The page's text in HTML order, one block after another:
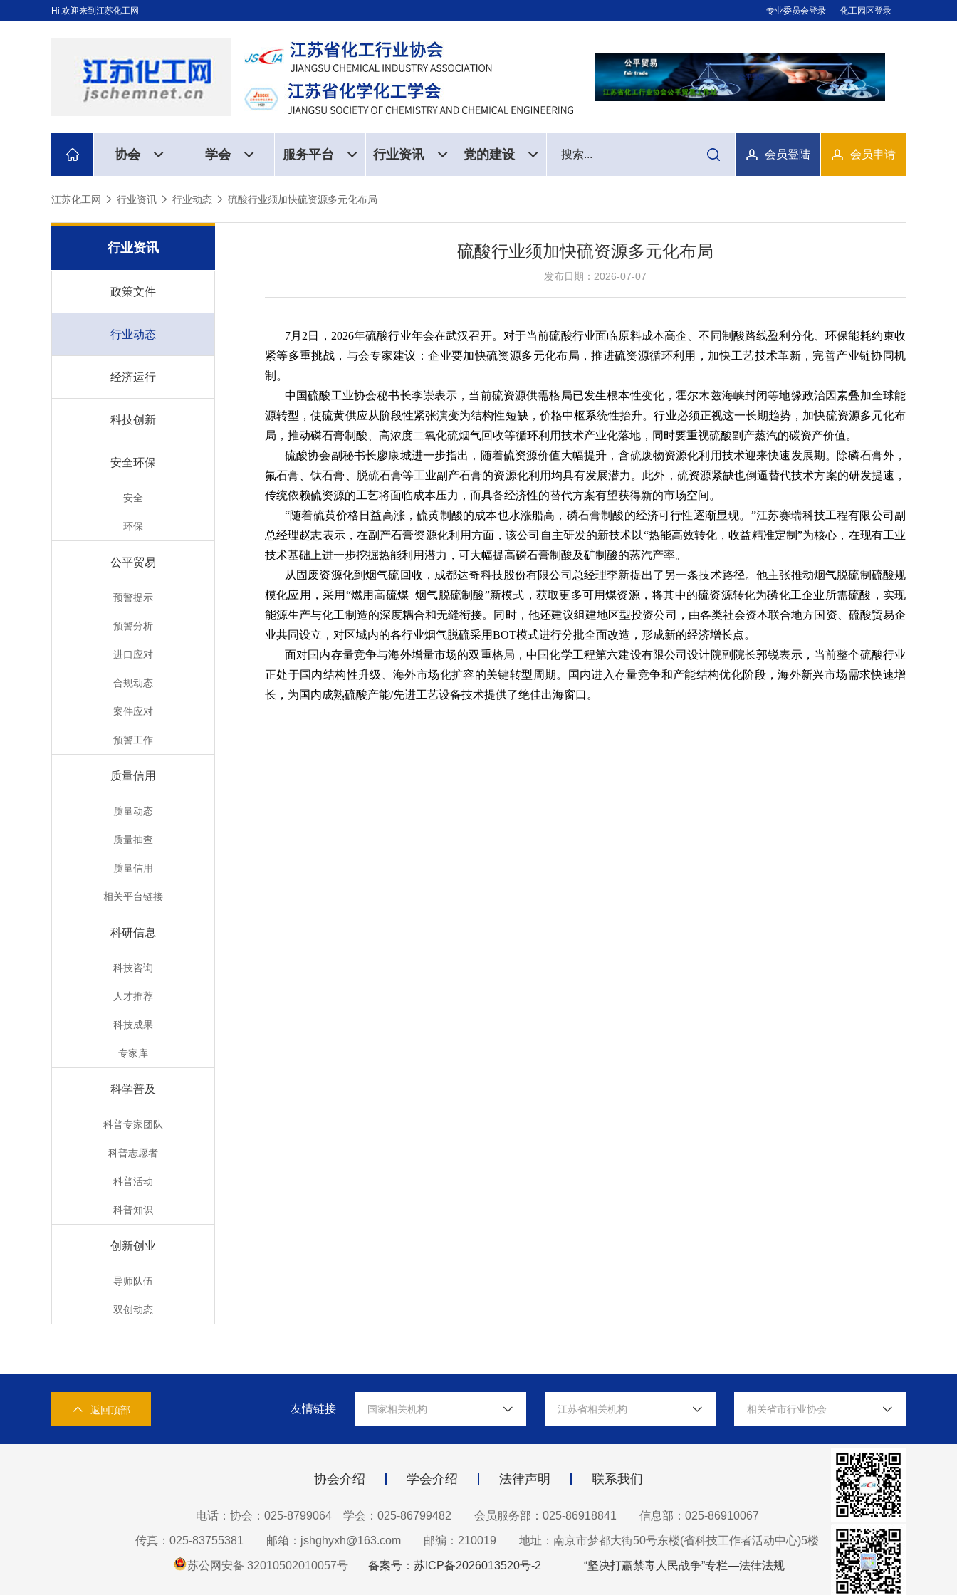
Hi,欢迎来到江苏化工网 化工园区登录
专业委员会登录
协会 学会 服务平台 行业资讯 党的建设 会员登陆 会员申请
江苏化工网 行业资讯 行业动态 硫酸行业须加快硫资源多元化布局
行业资讯
政策文件
行业动态
经济运行
科技创新
安全环保
安全
环保
公平贸易
预警提示
预警分析
进口应对
合规动态
案件应对
预警工作
质量信用
质量动态
质量抽查
质量信用
相关平台链接
科研信息
科技咨询
人才推荐
科技成果
专家库
科学普及
科普专家团队
科普志愿者
科普活动
科普知识
创新创业
导师队伍
双创动态
硫酸行业须加快硫资源多元化布局
发布日期：2026-07-07
7月2日，2026年硫酸行业年会在武汉召开。对于当前硫酸行业面临原料成本高企、不同制酸路线盈利分化、环保能耗约束收
紧等多重挑战，与会专家建议：企业要加快硫资源多元化布局，推进硫资源循环利用，加快工艺技术革新，完善产业链协同机
制。
中国硫酸工业协会秘书长李崇表示，当前硫资源供需格局已发生根本性变化，霍尔木兹海峡封闭等地缘政治因素叠加全球能
源转型，使硫黄供应从阶段性紧张演变为结构性短缺，价格中枢系统性抬升。行业必须正视这一长期趋势，加快硫资源多元化布
局，推动磷石膏制酸、高浓度二氧化硫烟气回收等循环利用技术产业化落地，同时要重视硫酸副产蒸汽的碳资产价值。
硫酸协会副秘书长廖康城进一步指出，随着硫资源价值大幅提升，含硫废物资源化利用技术迎来快速发展期。除磷石膏外，
氟石膏、钛石膏、脱硫石膏等工业副产石膏的资源化利用均具有发展潜力。此外，硫资源紧缺也倒逼替代技术方案的研发提速，
传统依赖硫资源的工艺将面临成本压力，而具备经济性的替代方案有望获得新的市场空间。
“随着硫黄价格日益高涨，硫黄制酸的成本也水涨船高，磷石膏制酸的经济可行性逐渐显现。”江苏赛瑞科技工程有限公司副
总经理赵志表示，在副产石膏资源化利用方面，该公司自主研发的新技术以“热能高效转化，收益精准定制”为核心，在现有工业
技术基础上进一步挖掘热能利用潜力，可大幅提高磷石膏制酸及矿制酸的蒸汽产率。
从固废资源化到烟气硫回收，成都达奇科技股份有限公司总经理李新提出了另一条技术路径。他主张推动烟气脱硫制硫酸规
模化应用，采用“燃用高硫煤+烟气脱硫制酸”新模式，获取更多可用煤资源，将其中的硫资源转化为磷化工企业所需硫酸，实现
能源生产与化工制造的深度耦合和无缝衔接。同时，他还建议组建地区型投资公司，由各类社会资本联合地方国资、硫酸贸易企
业共同设立，对区域内的各行业烟气脱硫采用BOT模式进行分批全面改造，形成新的经济增长点。
面对国内存量竞争与海外增量市场的双重格局，中国化学工程第六建设有限公司设计院副院长郭锐表示，当前整个硫酸行业
正处于国内结构性升级、海外市场化扩容的关键转型周期。国内进入存量竞争和产能结构优化阶段，海外新兴市场需求快速增
长，为国内成熟硫酸产能/先进工艺设备技术提供了绝佳出海窗口。
返回顶部 友情链接 国家相关机构 江苏省相关机构 相关省市行业协会
协会介绍 学会介绍 法律声明 联系我们
电话：协会：025-8799064 学会：025-86799482 会员服务部：025-86918841 信息部：025-86910067
传真：025-83755381 邮箱：jshghyxh@163.com 邮编：210019 地址：南京市梦都大街50号东楼(省科技工作者活动中心)5楼
苏公网安备 32010502010057号 备案号：苏ICP备2026013520号-2 “坚决打赢禁毒人民战争”专栏—法律法规